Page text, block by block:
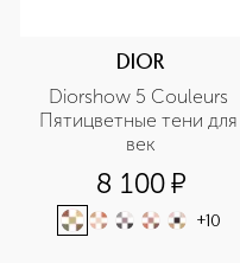
DIOR
Diorshow 5 Couleurs
Пятицветные тени для
век
8 100¤
+10